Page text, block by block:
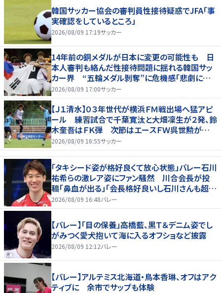
韓国サッカー協会の審判員性接待疑惑でJFA「事
実確認をしているところ」
2026/08/09 17:19サッカー
14年前の銅メダルが日本に変更の可能性も 日
本人審判も絡んだ性接待問題に揺れる韓国サッ
カー界 “五輪メダル剝奪”に危機感「悲劇に見
舞われる」
2026/08/09 17:00サッカー
【Ｊ１清水】０３年世代が横浜ＦＭ戦出場へ猛アピ
ール 練習試合で千葉寛汰と大畑凜生が２発、鈴
木奎吾はＦＫ弾 次節はエースＦＷ呉世勲が出
場停止
2026/08/09 16:55サッカー
「タキシード姿が格好良くて放心状態」バレー石川
祐希らの激レア姿にファン騒然 川合会長が投
稿「鼻血が出る」「会長格好良いし石川さんも超格
好いい」
2026/08/09 16:48バレー
【バレー】「目の保養」高橋藍、黒Ｔ＆デニム姿でし
がみつく愛犬抱いて海に入るオフショなど披露
2026/08/09 12:12バレー
【バレー】アルテミス北海道・鳥本香琳、オフはアク
ティブに 余市でサップも体験